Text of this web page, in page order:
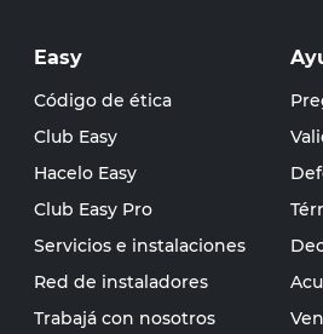
Easy
Código de ética
Club Easy
Hacelo Easy
Club Easy Pro
Servicios e instalaciones
Red de instaladores
Trabajá con nosotros